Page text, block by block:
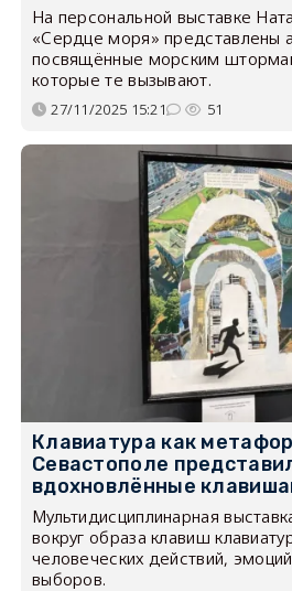
На персональной выставке
«Сердце моря» представлены
посвящённые морским
которые те вызывают.
27/11/2025 15:21 51
Клавиатура как
Севастополе
вдохновлённые
Мультидисциплинарная
вокруг образа клавиш
человеческих действий,
выборов.